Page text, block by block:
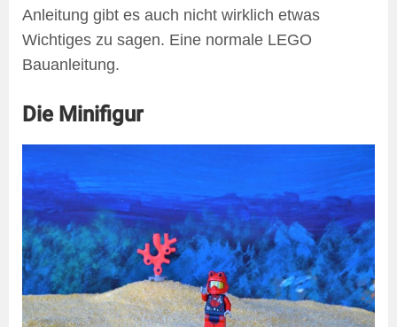
Anleitung gibt es auch nicht wirklich etwas
Wichtiges zu sagen. Eine normale LEGO
Bauanleitung.
Die Minifigur